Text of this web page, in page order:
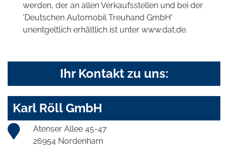
werden, der an allen Verkaufsstellen und bei der
'Deutschen Automobil Treuhand GmbH'
unentgeltlich erhältlich ist unter www.dat.de.
Ihr Kontakt zu uns:
Karl Röll GmbH
Atenser Allee 45-47
26954 Nordenham